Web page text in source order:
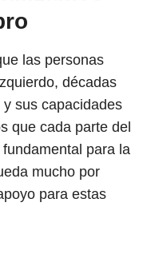
las personas
décadas
sus capacidades
que cada parte del
para la
mucho por
para estas